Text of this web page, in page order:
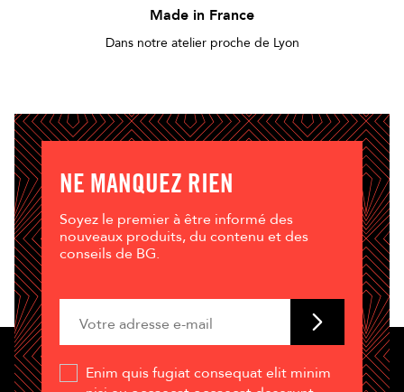
Made in France
Dans notre atelier proche de Lyon
NE MANQUEZ RIEN
Soyez le premier à être informé des
nouveaux produits, du contenu et des
conseils de BG.
Enim quis fugiat consequat elit minim